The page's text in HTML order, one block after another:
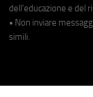
dell'educazione e del
• Non inviare
simili.